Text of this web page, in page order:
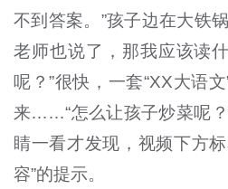
不到答案。”孩子边在大铁
老师也说了，那我应该读
呢？”很快，一套“XX大语
来……“怎么让孩子炒菜呢？
睛一看才发现，视频下方
容”的提示。